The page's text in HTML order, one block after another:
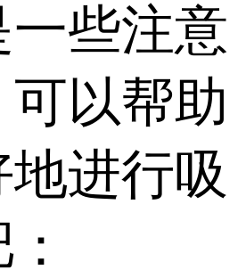
一些注意
以帮助
进行吸